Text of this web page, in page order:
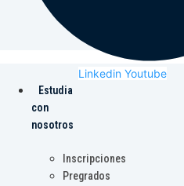
Linkedin Youtube
Estudia
con
nosotros
Inscripciones
Pregrados